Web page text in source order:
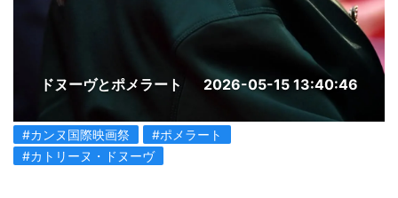
ドヌーヴとポメラート 2026-05-15 13:40:46
#カンヌ国際映画祭
#ポメラート
#カトリーヌ・ドヌーヴ